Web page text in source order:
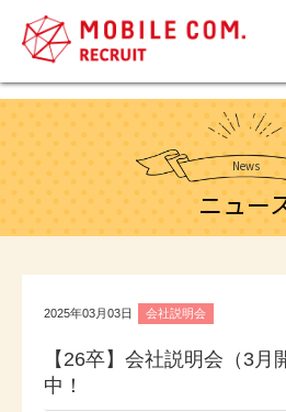
News
ニュー
2025年03月03日 会社説明会
【26卒】会社説明会（3月
中！